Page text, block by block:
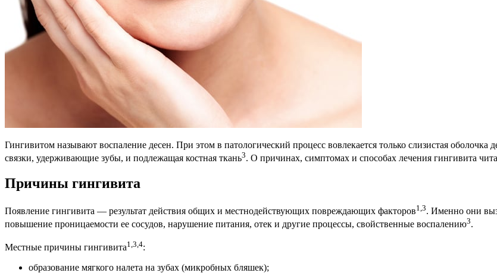
Гингивитом называют воспаление десен. При этом в патологический процесс вовлекается только слизистая
связки, удерживающие зубы, и подлежащая костная ткань3. О причинах, симптомах и способах лечения гингивита
Причины гингивита
Появление гингивита — результат действия общих и местнодействующих повреждающих факторов1,3. Именно они
повышение проницаемости ее сосудов, нарушение питания, отек и другие процессы, свойственные воспалению3.
Местные причины гингивита1,3,4:
образование мягкого налета на зубах (микробных бляшек);